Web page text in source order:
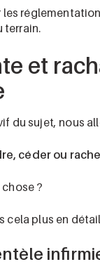
terrain.
et
du sujet, nous
céder ou
?
cela plus en